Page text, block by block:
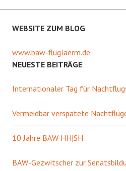
WEBSITE ZUM BLOG
www.baw-fluglaerm.de
NEUESTE BEITRÄGE
Internationaler Tag für
Vermeidbar verspätete
10 Jahre BAW HH|SH
BAW-Gezwitscher zur